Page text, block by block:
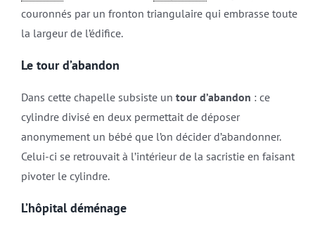
couronnés par un fronton triangulaire qui embrasse toute
la largeur de l’édifice.
Le tour d’abandon
Dans cette chapelle subsiste un tour d’abandon : ce
cylindre divisé en deux permettait de déposer
anonymement un bébé que l’on décider d’abandonner.
Celui-ci se retrouvait à l’intérieur de la sacristie en faisant
pivoter le cylindre.
L’hôpital déménage